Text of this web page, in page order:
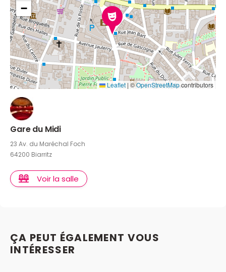
−
Leaflet | ©OpenStreetMapcontributors
Gare du Midi
23 Av. du Maréchal Foch
64200 Biarritz
Voir la salle
ÇA PEUT ÉGALEMENT VOUS
INTÉRESSER